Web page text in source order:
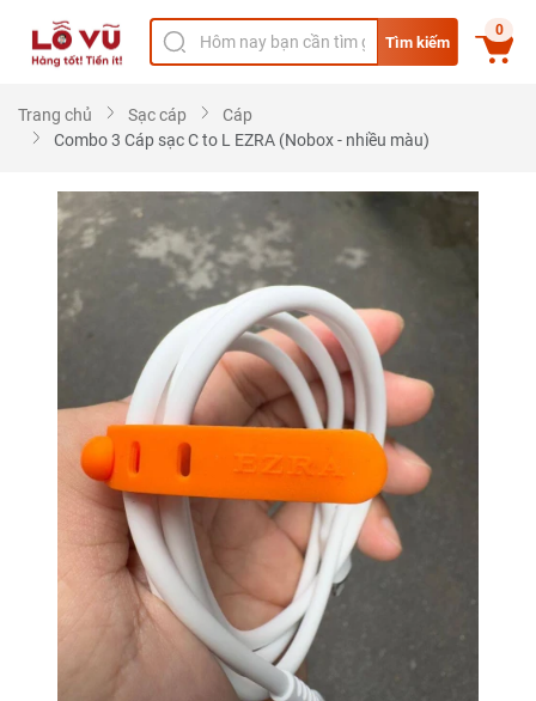
Tìm kiếm
0
Trang chủ Sạc cáp
Cáp
Combo 3 Cáp sạc C to L EZRA (Nobox - nhiều màu)